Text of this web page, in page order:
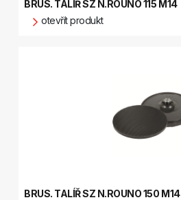
BRUS. TALÍŘ SZ N.ROUNO 115 M14
otevřít produkt
BRUS. TALÍŘ SZ N.ROUNO 150 M14